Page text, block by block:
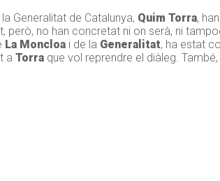
la Generalitat de Catalunya, Quim Torra,
però, no han concretat ni on serà, ni
La Moncloa i de la Generalitat, ha estat
a Torra que vol reprendre el diàleg.